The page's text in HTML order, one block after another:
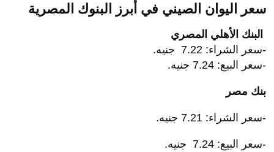
سعر اليوان الصيني في أبرز البنوك المصرية
البنك الأهلي المصري
-سعر الشراء: 7.22 جنيه.
-سعر البيع: 7.24 جنيه.
بنك مصر
-سعر الشراء: 7.21 جنيه.
-سعر البيع: 7.24 جنيه.